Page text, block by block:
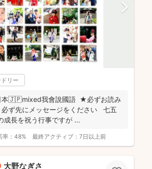
リー
🇯🇵mixed我會說國語 ★必ずお読み
ず先にメッセージをください 七五
成長を祝う行事ですが ...
： 48% 最終アクティブ： 7日以上前
大野なぎさ